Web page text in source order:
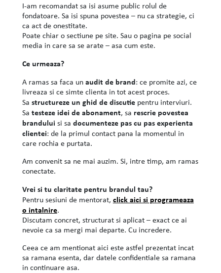
I-am recomandat sa isi asume public rolul de
fondatoare. Sa isi spuna povestea – nu ca strategie, ci
ca act de onestitate.
Poate chiar o sectiune pe site. Sau o pagina pe social
media in care sa se arate – asa cum este.
Ce urmeaza?
A ramas sa faca unaudit de brand: ce promite azi, ce
livreaza si ce simte clienta in tot acest proces.
Sa structureze un ghid de discutiepentru interviuri.
Sa testeze idei de abonament, sa rescrie povestea
brandului si sa documenteze pas cu pas experienta
clientei: de la primul contact pana la momentul in
care rochia e purtata.
Am convenit sa ne mai auzim. Si, intre timp, am ramas
conectate.
Vrei si tu claritate pentru brandul tau?
Pentru sesiuni de mentorat, click aici si programeaza
o intalnire.
Discutam concret, structurat si aplicat – exact ce ai
nevoie ca sa mergi mai departe. Cu incredere.
Ceea ce am mentionat aici este astfel prezentat incat
sa ramana esenta, dar datele confidentiale sa ramana
in continuare asa.